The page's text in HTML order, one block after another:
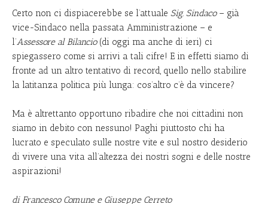
Certo non ci dispiacerebbe se l’attuale Sig. Sindaco– già
vice-Sindaco nella passata Amministrazione – e
l’Assessore al Bilancio(di oggi ma anche di ieri) ci
spiegassero come si arrivi a tali cifre! E in effetti siamo di
fronte ad un altro tentativo di record, quello nello stabilire
la latitanza politica più lunga: cos’altro c’è da vincere?
Ma è altrettanto opportuno ribadire che noi cittadini non
siamo in debito con nessuno! Paghi piuttosto chi ha
lucrato e speculato sulle nostre vite e sul nostro desiderio
di vivere una vita all’altezza dei nostri sogni e delle nostre
aspirazioni!
di Francesco Comune e Giuseppe Cerreto